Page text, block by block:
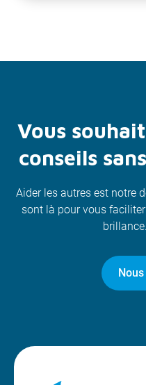
Vous
conseils
Aider les autres est notre
sont là pour vous